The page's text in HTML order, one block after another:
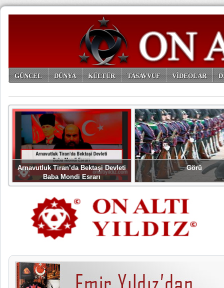
GÜNCEL DÜNYA KÜLTÜR TASAVVUF VİDEOLAR
Arnavutluk Tiran’da Bektaşi Devleti
Baba Mondi Esrarı
Görü